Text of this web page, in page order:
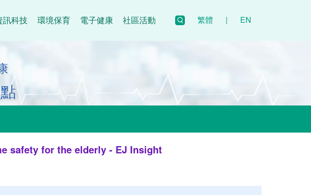
繁體 | EN
訊科技 環境保育 電子健康 社區活動
safety for the elderly - EJ Insight